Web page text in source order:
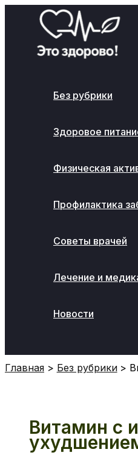
Перейти
содержимому
Без рубрики
Здоровое
Физическая
Профилактика
Советы врачей
Лечение и
Новости
Главная Без рубрики
Витамин c